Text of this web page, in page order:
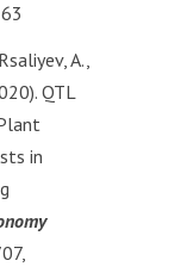
A.,
QTL
in